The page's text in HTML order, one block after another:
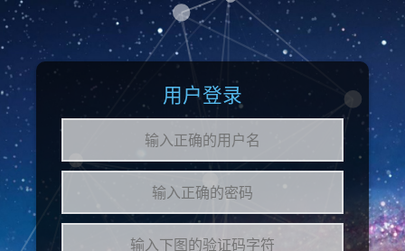
用户登录